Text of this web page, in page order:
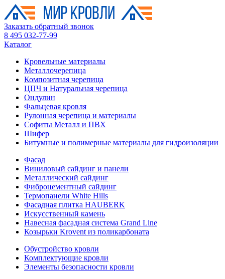
Заказать обратный звонок
8 495 032-77-99
Каталог
Кровельные материалы
Металлочерепица
Композитная черепица
ЦПЧ и Натуральная черепица
Ондулин
Фальцевая кровля
Рулонная черепица и материалы
Софиты Металл и ПВХ
Шифер
Битумные и полимерные материалы для гидроизоляции
Фасад
Виниловый сайдинг и панели
Металлический сайдинг
Фиброцементный сайдинг
Термопанели White Hills
Фасадная плитка HAUBERK
Искусственный камень
Навесная фасадная система Grand Line
Козырьки Krovent из поликарбоната
Обустройство кровли
Комплектующие кровли
Элементы безопасности кровли